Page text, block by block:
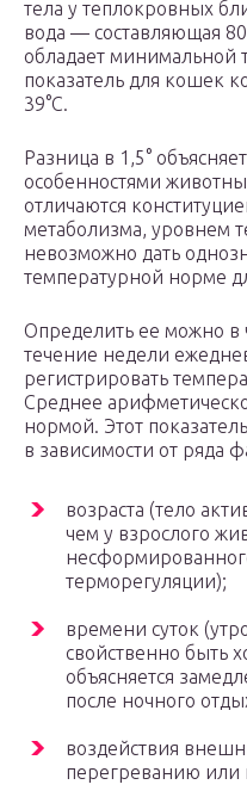
тела у теплокровных
вода — составляющая
обладает минимальной
показатель для кошек
39°С.
Разница в 1,5°
особенностями
отличаются
метаболизма, уровнем
невозможно дать
температурной норме
Определить ее можно в
течение недели
регистрировать
Среднее
нормой. Этот
в зависимости от ряда
возраста (тело
чем у взрослого
терморегуляции);
времени суток
свойственно быть
объясняется
после ночного
воздействия
перегреванию или